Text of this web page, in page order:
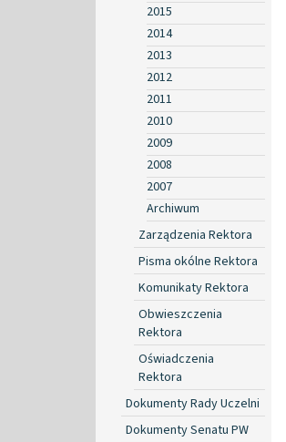
2015
2014
2013
2012
2011
2010
2009
2008
2007
Archiwum
Zarządzenia Rektora
Pisma okólne Rektora
Komunikaty Rektora
Obwieszczenia
Rektora
Oświadczenia
Rektora
Dokumenty Rady Uczelni
Dokumenty Senatu PW